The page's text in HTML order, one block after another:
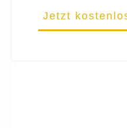
Jetzt